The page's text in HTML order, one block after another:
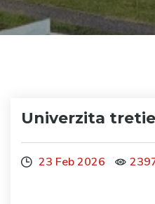
Univerzita
23 Feb 2026